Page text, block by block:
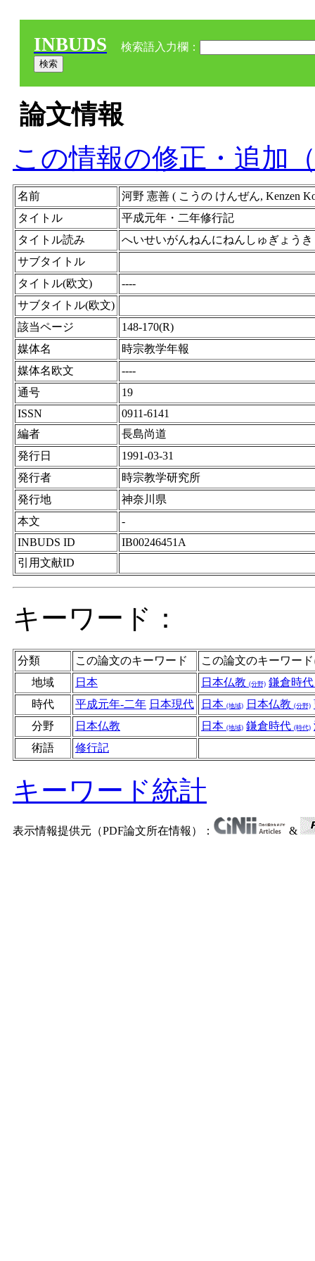
INBUDS 検索語入力欄：
論文情報
この情報の修正・追加
名前
河野 憲善 ( こうの けんぜん, Kenzen
タイトル
平成元年・二年修行記
タイトル読み
へいせいがんねんにねんしゅぎょうき
サブタイトル
タイトル(欧文)
----
サブタイトル(欧文)
該当ページ
148-170(R)
媒体名
時宗教学年報
媒体名欧文
----
通号
19
ISSN
0911-6141
編者
長島尚道
発行日
1991-03-31
発行者
時宗教学研究所
発行地
神奈川県
本文
-
INBUDS ID
IB00246451A
引用文献ID
キーワード：
分類 この論文のキーワード
この論文のキーワー
地域
日本 日本仏教 (分野) 鎌倉時
時代
平成元年-二年 日本現代 日本 (地域) 日本仏教 (分野)
分野
日本仏教 日本 (地域) 鎌倉時代 (時代)
術語
修行記
キーワード統計
表示情報提供元（PDF論文所在情報）： &